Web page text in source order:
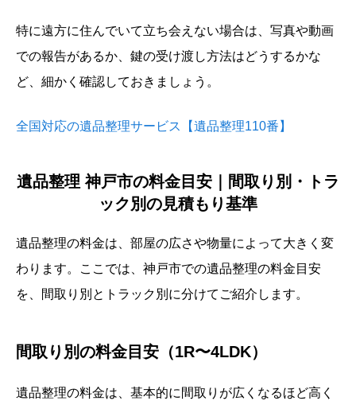
特に遠方に住んでいて立ち会えない場合は、写真や動画
での報告があるか、鍵の受け渡し方法はどうするかな
ど、細かく確認しておきましょう。
全国対応の遺品整理サービス【遺品整理110番】
遺品整理 神戸市の料金目安｜間取り別・トラ
ック別の見積もり基準
遺品整理の料金は、部屋の広さや物量によって大きく変
わります。ここでは、神戸市での遺品整理の料金目安
を、間取り別とトラック別に分けてご紹介します。
間取り別の料金目安（1R〜4LDK）
遺品整理の料金は、基本的に間取りが広くなるほど高く